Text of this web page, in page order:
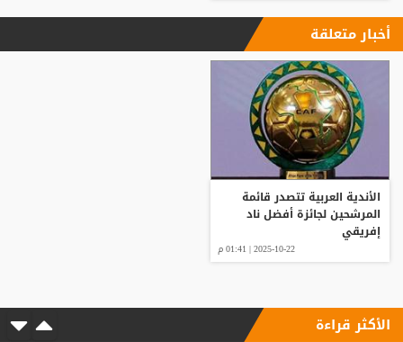
أخبار متعلقة
الأندية العربية تتصدر قائمة
المرشحين لجائزة أفضل ناد
إفريقي
2025-10-22 | 01:41 م
الأكثر قراءة